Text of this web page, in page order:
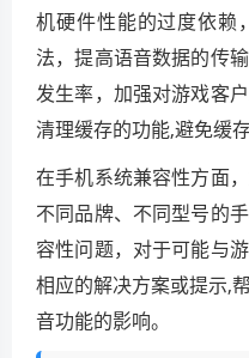
机硬件性能的过度依赖
法，提高语音数据的传
发生率，加强对游戏客
清理缓存的功能,避免缓
在手机系统兼容性方面
不同品牌、不同型号的
容性问题，对于可能与
相应的解决方案或提示,
音功能的影响。